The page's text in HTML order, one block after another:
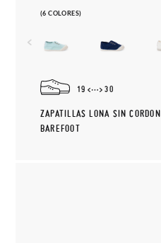
(6 COLORES)
19 30
ZAPATILLAS LONA SIN
BAREFOOT